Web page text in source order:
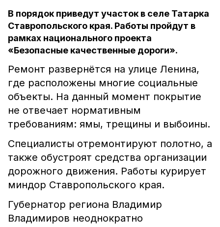
В порядок приведут участок в селе Татарка
Ставропольского края. Работы пройдут в
рамках национального проекта
«Безопасные качественные дороги».
Ремонт развернётся на улице Ленина,
где расположены многие социальные
объекты. На данный момент покрытие
не отвечает нормативным
требованиям: ямы, трещины и выбоины.
Специалисты отремонтируют полотно, а
также обустроят средства организации
дорожного движения. Работы курирует
миндор Ставропольского края.
Губернатор региона Владимир
Владимиров неоднократно